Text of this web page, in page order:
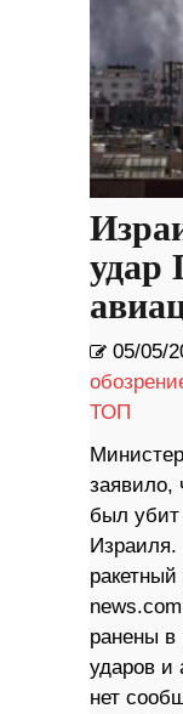
удар
05/05/
ТОП
заявило,
был убит
Израиля.
ранены в
ударов и
нет